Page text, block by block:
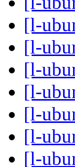
[l-
[l-
[l-
[l-
[l-
[l-
[l-